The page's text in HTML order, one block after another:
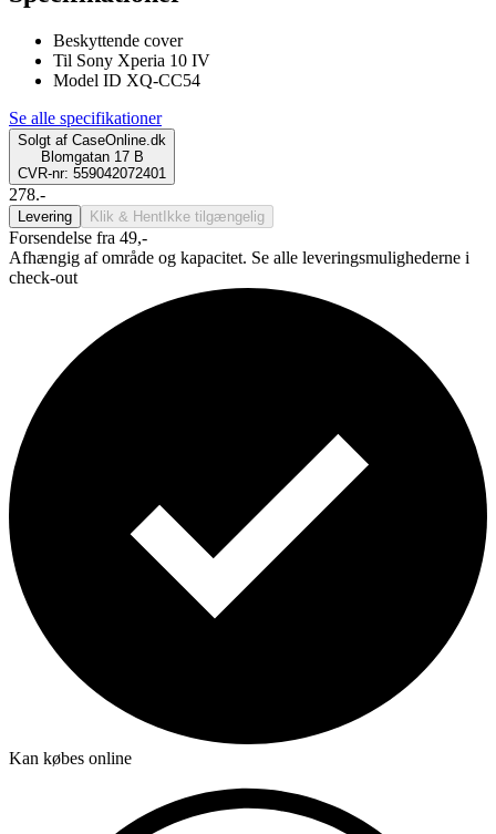
Beskyttende cover
Til Sony Xperia 10 IV
Model ID XQ-CC54
Se alle specifikationer
Solgt af CaseOnline.dk
Blomgatan 17 B
CVR-nr: 559042072401
278.-
Levering Klik & Hent Ikke tilgængelig
Forsendelse fra 49,-
Afhængig af område og kapacitet. Se alle leveringsmulighederne i
check-out
Kan købes online